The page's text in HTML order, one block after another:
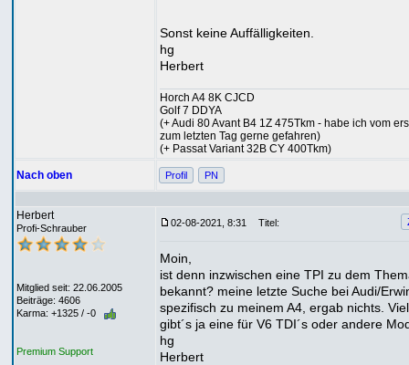
Sonst keine Auffälligkeiten.
hg
Herbert
Horch A4 8K CJCD
Golf 7 DDYA
(+ Audi 80 Avant B4 1Z 475Tkm - habe ich vom
zum letzten Tag gerne gefahren)
(+ Passat Variant 32B CY 400Tkm)
Nach oben Profil PN
Herbert
Profi-Schrauber
Mitglied seit: 22.06.2005
Beiträge: 4606
Karma: +1325 / -0
Premium Support
02-08-2021, 8:31 Titel:
Moin,
ist denn inzwischen eine TPI zu dem
bekannt? meine letzte Suche bei Audi/
spezifisch zu meinem A4, ergab nichts.
gibt´s ja eine für V6 TDI´s oder andere
hg
Herbert